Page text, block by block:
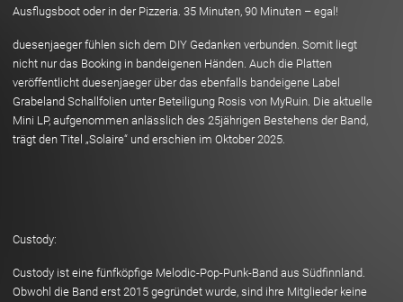
Ausflugsboot oder in der Pizzeria. 35 Minuten, 90 Minuten – egal!
duesenjaeger fühlen sich dem DIY Gedanken verbunden. Somit liegt
nicht nur das Booking in bandeigenen Händen. Auch die Platten
veröffentlicht duesenjaeger über das ebenfalls bandeigene Label
Grabeland Schallfolien unter Beteiligung Rosis von MyRuin. Die aktuelle
Mini LP, aufgenommen anlässlich des 25jährigen Bestehens der Band,
trägt den Titel „Solaire“ und erschien im Oktober 2025.
Custody:
Custody ist eine fünfköpfige Melodic-Pop-Punk-Band aus Südfinnland.
Obwohl die Band erst 2015 gegründet wurde, sind ihre Mitglieder keine